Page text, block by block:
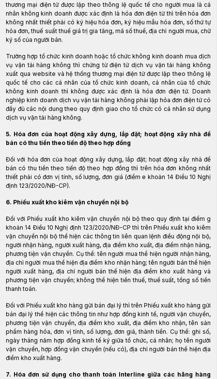
thương mại điện tử được lập theo thông lệ quốc tế cho người mua là cá
nhân không kinh doanh được xác định là hóa đơn điện tử thì trên hóa đơn
không nhất thiết phải có ký hiệu hóa đơn, ký hiệu mẫu hóa đơn, số thứ tự
hóa đơn, thuế suất thuế giá trị gia tăng, mã số thuế, địa chỉ người mua, chữ
ký số của người bán.
Trường hợp tổ chức kinh doanh hoặc tổ chức không kinh doanh mua dịch
vụ vận tải hàng không thì chứng từ điện tử dịch vụ vận tải hàng không
xuất qua website và hệ thống thương mại điện tử được lập theo thông lệ
quốc tế cho các cá nhân của tổ chức kinh doanh, cá nhân của tổ chức
không kinh doanh thì không được xác định là hóa đơn điện tử. Doanh
nghiệp kinh doanh dịch vụ vận tải hàng không phải lập hóa đơn điện tử có
đầy đủ các nội dung theo quy định giao cho tổ chức có cá nhân sử dụng
dịch vụ vận tải hàng không.
5. Hóa đơn của hoạt động xây dựng, lắp đặt; hoạt động xây nhà để
bán có thu tiền theo tiến độ theo hợp đồng
Đối với hóa đơn của hoạt động xây dựng, lắp đặt; hoạt động xây nhà để
bán có thu tiền theo tiến độ theo hợp đồng thì trên hóa đơn không nhất
thiết phải có đơn vị tính, số lượng, đơn giá (điểm e khoản 14 Điều 10 Nghị
định 123/2020/NĐ-CP).
6. Phiếu xuất kho kiêm vận chuyển nội bộ
Đối với Phiếu xuất kho kiêm vận chuyển nội bộ theo quy định tại điểm g
khoản 14 Điều 10 Nghị định 123/2020/NĐ-CP thì trên Phiếu xuất kho kiêm
vận chuyển nội bộ thể hiện các thông tin liên quan lệnh điều động nội bộ,
người nhận hàng, người xuất hàng, địa điểm kho xuất, địa điểm nhận hàng,
phương tiện vận chuyển. Cụ thể: tên người mua thể hiện người nhận hàng,
địa chỉ người mua thể hiện địa điểm kho nhận hàng; tên người bán thể hiện
người xuất hàng, địa chỉ người bán thể hiện địa điểm kho xuất hàng và
phương tiện vận chuyển; không thể hiện tiền thuế, thuế suất, tổng số tiền
thanh toán.
Đối với Phiếu xuất kho hàng gửi bán đại lý thì trên Phiếu xuất kho hàng gửi
bán đại lý thể hiện các thông tin như hợp đồng kinh tế, người vận chuyển,
phương tiện vận chuyển, địa điểm kho xuất, địa điểm kho nhận, tên sản
phẩm hàng hóa, đơn vị tính, số lượng, đơn giá, thành tiền. Cụ thể: ghi số,
ngày tháng năm hợp đồng kinh tế ký giữa tổ chức, cá nhân; họ tên người
vận chuyển, hợp đồng vận chuyển (nếu có), địa chỉ người bán thể hiện địa
điểm kho xuất hàng.
7. Hóa đơn sử dụng cho thanh toán Interline giữa các hãng hàng